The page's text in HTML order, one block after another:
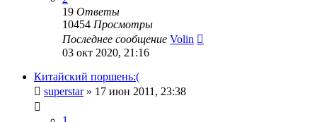
19 Ответы
10454 Просмотры
Последнее сообщение Volin
03 окт 2020, 21:16
Китайский поршень:(
superstar» 17 июн 2011, 23:38